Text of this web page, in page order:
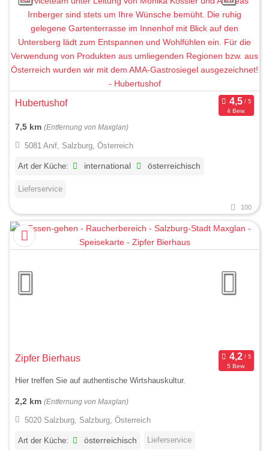
Hubertushof
4 Bew.
7,5 km (Entfernung von Maxglan)
5081 Anif, Salzburg, Österreich
Art der Küche: international österreichisch
Lieferservice
100
Zipfer Bierhaus
5 Bew.
Hier treffen Sie auf authentische Wirtshauskultur.
2,2 km (Entfernung von Maxglan)
5020 Salzburg, Salzburg, Österreich
Art der Küche: österreichisch Lieferservice